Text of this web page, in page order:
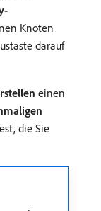
Knoten
darauf
einen
die Sie